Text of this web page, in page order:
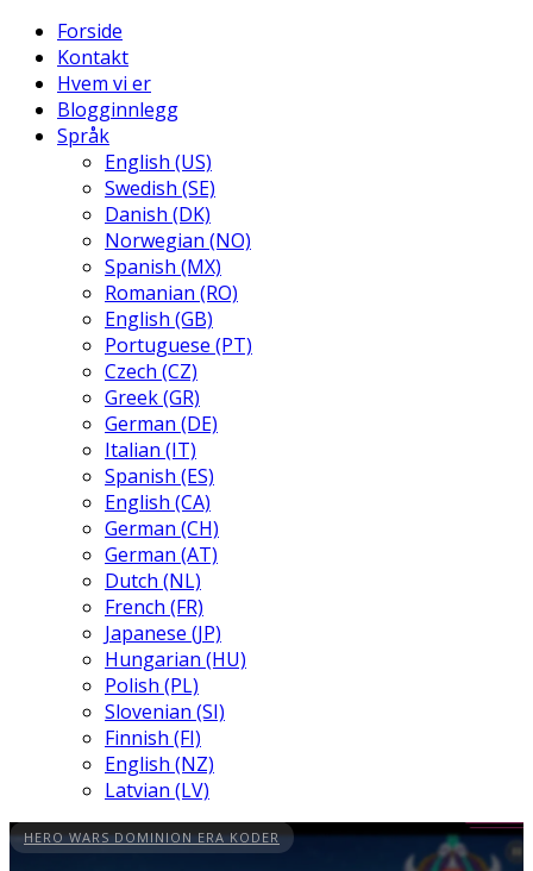
Forside
Kontakt
Hvem vi er
Blogginnlegg
Språk
English (US)
Swedish (SE)
Danish (DK)
Norwegian (NO)
Spanish (MX)
Romanian (RO)
English (GB)
Portuguese (PT)
Czech (CZ)
Greek (GR)
German (DE)
Italian (IT)
Spanish (ES)
English (CA)
German (CH)
German (AT)
Dutch (NL)
French (FR)
Japanese (JP)
Hungarian (HU)
Polish (PL)
Slovenian (SI)
Finnish (FI)
English (NZ)
Latvian (LV)
HERO WARS DOMINION ERA KODER